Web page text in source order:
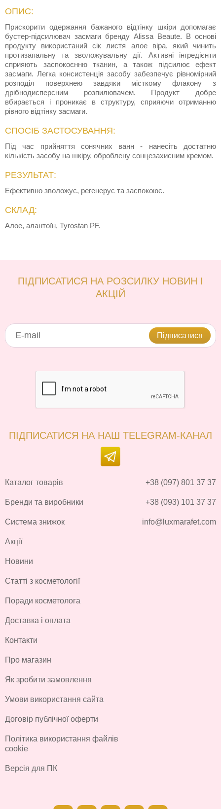
ОПИС:
Прискорити одержання бажаного відтінку шкіри допомагає
бустер-підсилювач засмаги бренду Alissa Beaute. В основі
продукту використаний сік листя алое віра, який чинить
протизапальну та зволожувальну дії. Активні інгредієнти
сприяють заспокоєнню тканин, а також підсилює ефект
засмаги. Легка консистенція засобу забезпечує рівномірний
розподіл поверхнею завдяки місткому флакону з
дрібнодисперсним розпилювачем. Продукт добре
вбирається і проникає в структуру, сприяючи отриманню
рівного відтінку засмаги.
СПОСІБ ЗАСТОСУВАННЯ:
Під час прийняття сонячних ванн - нанесіть достатню
кількість засобу на шкіру, оброблену сонцезахисним кремом.
РЕЗУЛЬТАТ:
Ефективно зволожує, регенерує та заспокоює.
СКЛАД:
Алое, алантоїн, Tyrostan PF.
ПІДПИСАТИСЯ НА РОЗСИЛКУ НОВИН І
АКЦІЙ
Підписатися
ПІДПИСАТИСЯ НА НАШ TELEGRAM-КАНАЛ
Каталог товарів
Бренди та виробники
Система знижок
Акції
Новини
Статті з косметології
Поради косметолога
Доставка і оплата
Контакти
Про магазин
Як зробити замовлення
Умови використання сайта
Договір публічної оферти
Політика використання файлів
cookie
Версія для ПК
+38 (097) 801 37 37
+38 (093) 101 37 37
info@luxmarafet.com